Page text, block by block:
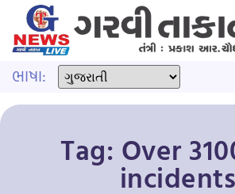
ભાષા:
Tag: Over
incidents